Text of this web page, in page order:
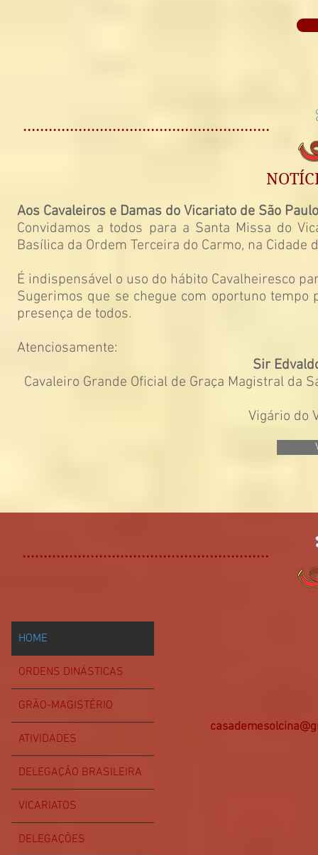
..........................................................
Aos Cavaleiros e Damas do Vicariato de São
Convidamos a todos para a Santa Missa do
Basílica da Ordem Terceira do Carmo, na Cidade
É indispensável o uso do hábito Cavalheiresco
Sugerimos que se chegue com oportuno tempo
presença de todos.
Atenciosamente:
Sir
Cavaleiro Grande Oficial de Graça Magistral da
Vigário do
..........................................................
HOME
ORDENS DINÁSTICAS
GRÃO-MAGISTÉRIO
ATIVIDADES
DELEGAÇÃO BRASILEIRA
VICARIATOS
DELEGAÇÕES